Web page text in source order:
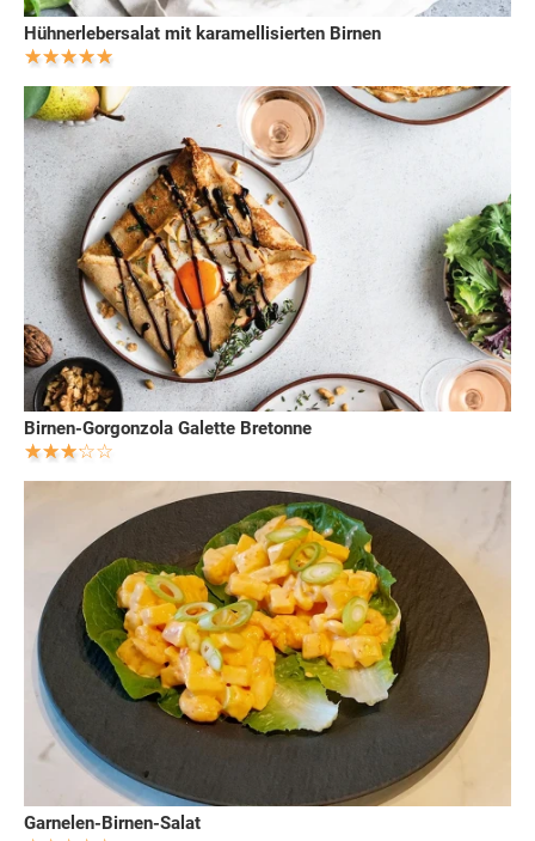
Hühnerlebersalat mit karamellisierten Birnen
Birnen-Gorgonzola Galette Bretonne
Garnelen-Birnen-Salat